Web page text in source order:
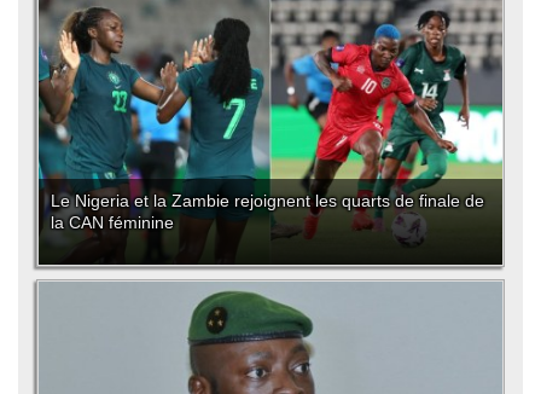
Le Nigeria et la Zambie rejoignent les quarts de finale de
la CAN féminine